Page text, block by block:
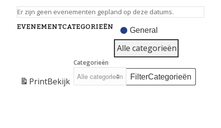
Er zijn geen evenementen gepland op deze datums.
EVENEMENTCATEGORIEËN General
Alle categorieën
PrintBekijk
Categorieën
FilterCategorieën